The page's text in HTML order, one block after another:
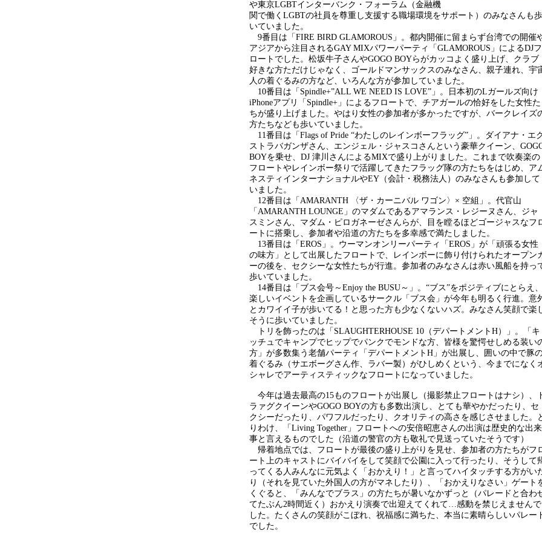
や東京LGBTインターバンク・フォーラム（金融機
関で働くLGBTの社員を尊重し支援する職場環境をサポート）のみなさんも歩
いていました。
9番目は「FIRE BIRD GLAMOROUS」。都内開催に留まらず台湾での開催
アジアから注目されるGAY MIXパワーパーティ「GLAMOROUS」によるDJフ
ロートでした。松坂牛子さんやGOGO BOYらがカッコよく盛り上げ、クラブ
好きな方ただけじゃなく、ゴールドマンサックスのみなさん、親子連れ、宇
人の着ぐるみの方など、いろんな方が参加していました。
10番目は「Spindle+”ALL WE NEED IS LOVE”」。日本初のLガールズ向け
iPhoneアプリ「Spindle+」によるフロートで、チアガールの恰好をした女性た
ちが盛り上げました。やはり女性の参加者が多かったですが、バークレイズ
方たちなども歩いていました。
11番目は「Flags of Pride “わたしのレインボーフラッグ”」。ダイアナ・エ
ストラバガンザさん、エンジェル・ジャスコさんという豪華クイーン、
BOYを乗せ、DJ 津川さんによるMIXで盛り上がりました。これまで吹奏楽の
フロートやレインボー祭りで活躍してきたフラッグ隊の方たちをはじめ、ア
ネスティインターナショナルやEY（会計・税務法人）のみなさんも参加して
いました。
12番目は「AMARANTH 〈ザ・カーニバル ワゴン〉× 空組」。代官山
「AMARANTH LOUNGE」のマダムであるアマランス・レジーヌさん、ジャ
スミンさん、マダム・ピロガネーゼさんらが、目を瞠るほどゴージャスなフ
ートに搭乗し、参加者や沿道の方たちを多幸感で満たしました。
13番目は「EROS」。ウーマンオンリーパーティ「EROS」が「頑張る女性
の味方」として出展したフロートで、レインボーに飾り付けられたオープン
ーの後を、セクシーな女性たちが行進。参加者のみなさんは赤い風船を持っ
歩いていました。
14番目は「ブス会号～Enjoy the BUSU～」。“ブス”をポジティブにとらえ、
楽しいイベントを企画しているサークル「ブス会」が今年も明るく行進。意
とカワイイ子が歩いてる！と思った方も少なくないハズ。みなさん笑顔で楽
そうに歩いていました。
トリを飾ったのは「SLAUGHTERHOUSE 10（デパートメントH）」。「キ
ッチュでキャンプでヒップでパンクでモンドな方、皆様を驚愕せしめる装い
方」が多数集う老舗パーティ「デパートメントH」が出展し、囲いの中で豚
着ぐるみ（サエボーグさん作、ラバー製）がひしめくという、今までになく
シャレでアーティスティックなフロートになっていました。
今年は過去最高の15ものフロートが出展し（撮影禁止フロートはナシ）、
ラァグクイーンやGOGO BOYの方も多数出演し、とても華やかだったり、セ
クシーだったり、パワフルだったり、クオリティの高さを感じさせました。
りわけ、「Living Together」フロートへの安倍昭恵さんの出演は歴史的な出来
事と言えるものでした（沿道の警官の方も敬礼で見送っていたそうです）
帰着地点では、フロートが最後の盛り上がりを見せ、参加者の方たちがフ
ート上のキャストにバイバイをして笑顔で公園に入って行ったり、そうして
ってくる人みんなに元気よく「おかえり！」と言ってハイタッチする方がい
り（それを見ていた外国人の方がマネしたり）、「おかえりなさい」ゲート
くぐると、「みんなでブラス」の方たちが暑いなかずっと（パレードと合わ
てたぶん2時間近く）おかえり演奏で出迎えてくれて…感動を禁じえませんで
した。たくさんの笑顔がこぼれ、祝福感に満ちた、本当に素晴らしいパレー
でした。